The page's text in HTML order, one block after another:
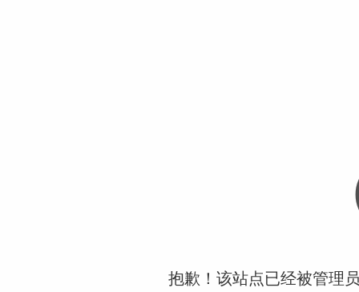
抱歉！该站点已经被管理